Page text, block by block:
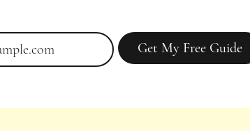
Get My Free Guide